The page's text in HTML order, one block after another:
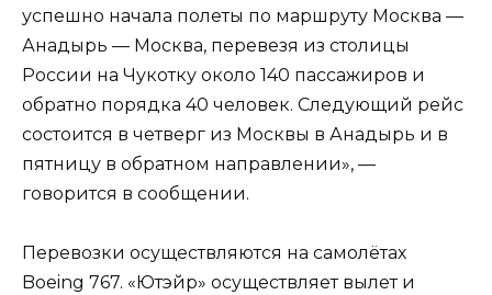
успешно начала полеты по маршруту Москва —
Анадырь — Москва, перевезя из столицы
России на Чукотку около 140 пассажиров и
обратно порядка 40 человек. Следующий рейс
состоится в четверг из Москвы в Анадырь и в
пятницу в обратном направлении», —
говорится в сообщении.
Перевозки осуществляются на самолётах
Boeing 767. «Ютэйр» осуществляет вылет и